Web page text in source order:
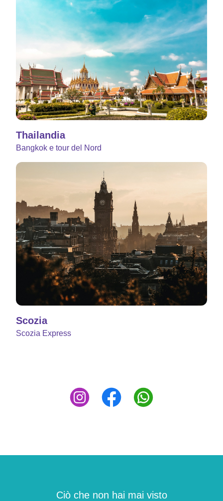
Thailandia
Bangkok e tour del Nord
Scozia
Scozia Express
Ciò che non hai mai visto